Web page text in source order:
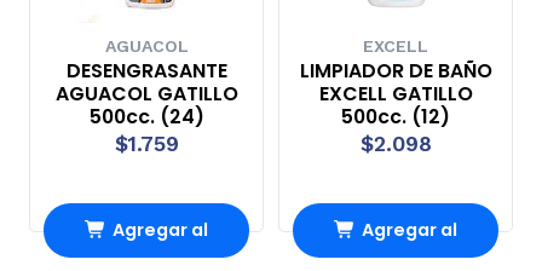
AGUACOL
DESENGRASANTE
AGUACOL GATILLO
500cc. (24)
$1.759
Agregar al
EXCELL
LIMPIADOR DE BAÑO
EXCELL GATILLO
500cc. (12)
$2.098
Agregar al